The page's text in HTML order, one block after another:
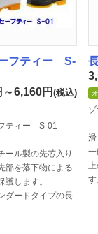
フティー S-
～6,160円 (税込)
ティー S-01
ール製の先芯入り
部を落下物による
護します。
ダードタイプの長
滑
一
す